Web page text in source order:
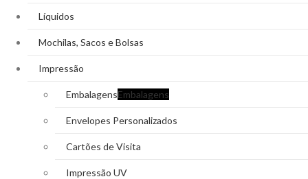
Líquidos
Mochilas, Sacos e Bolsas
Impressão
EmbalagensEmbalagens
Envelopes Personalizados
Cartões de Visita
Impressão UV